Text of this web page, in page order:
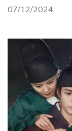
07/12/2024.